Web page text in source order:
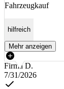
Fahrzeugkauf
hilfreich
Mehr anzeigen
Firma D.
7/31/2026